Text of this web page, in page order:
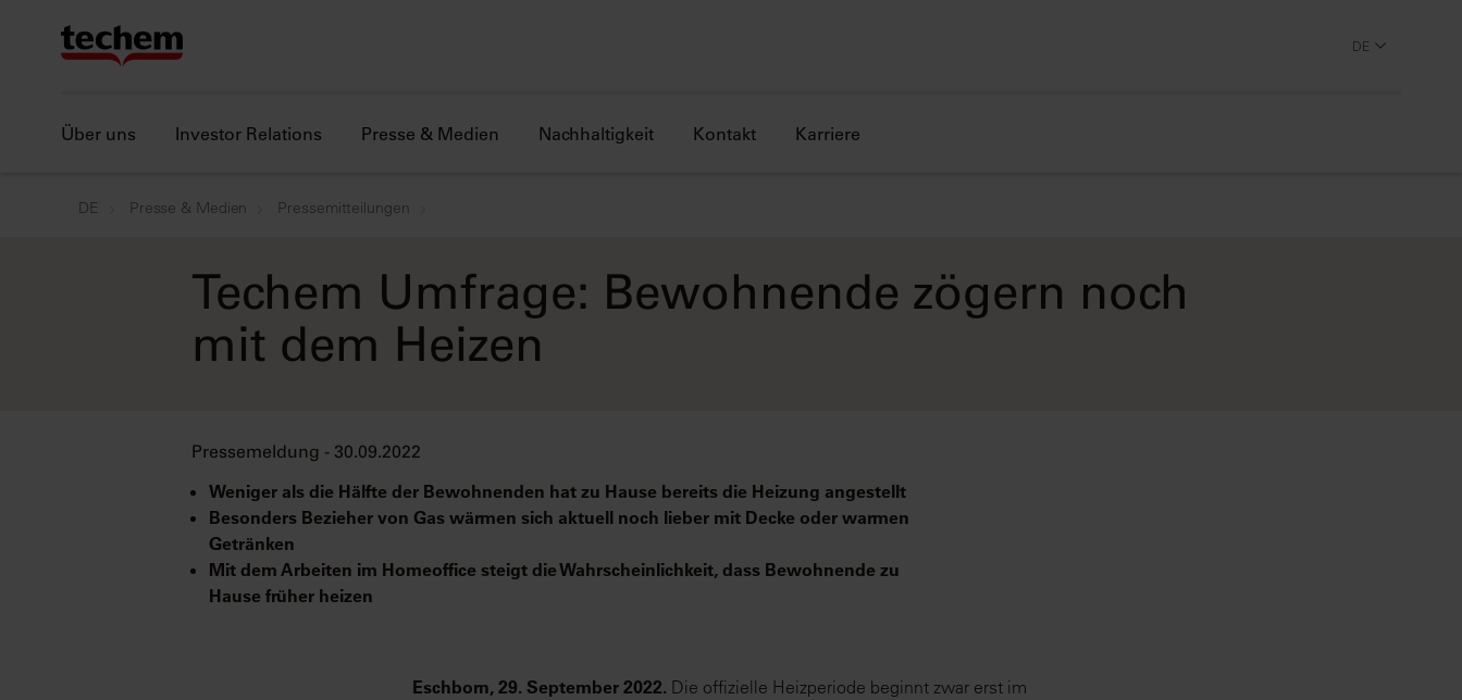
DE
Über uns Investor Relations Presse & Medien Nachhaltigkeit Kontakt Karriere
DE Presse & Medien Pressemitteilungen
Techem Umfrage: Bewohnende zögern noch
mit dem Heizen
Pressemeldung - 30.09.2022
Weniger als die Hälfte der Bewohnenden hat zu Hause bereits die Heizung angestellt
Besonders Bezieher von Gas wärmen sich aktuell noch lieber mit Decke oder warmen
Getränken
Mit dem Arbeiten im Homeoffice steigt die Wahrscheinlichkeit, dass Bewohnende zu
Hause früher heizen
Eschborn, 29. September 2022. Die offizielle Heizperiode beginnt zwar erst im